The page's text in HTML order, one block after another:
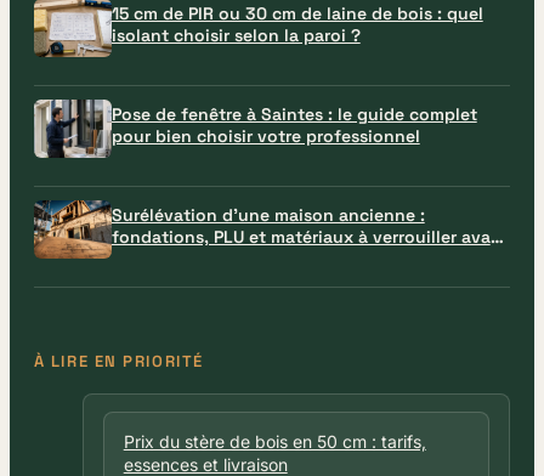
15 cm de PIR ou 30 cm de laine de bois : quel
isolant choisir selon la paroi ?
Pose de fenêtre à Saintes : le guide complet
pour bien choisir votre professionnel
Surélévation d’une maison ancienne :
fondations, PLU et matériaux à verrouiller avant
le chantier
À LIRE EN PRIORITÉ
Prix du stère de bois en 50 cm : tarifs,
essences et livraison